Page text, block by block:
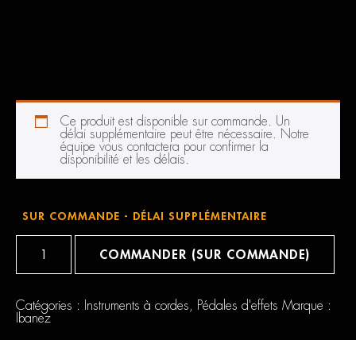
Ce produit est disponible sur commande. Un
délai supplémentaire peut être nécessaire. Notre
équipe vous contactera pour confirmer la
disponibilité et les délais.
SUR COMMANDE - DÉLAI SUPPLÉMENTAIRE
COMMANDER (SUR COMMANDE)
Catégories : Instruments à cordes Pédales d'effets Marque :
Ibanez